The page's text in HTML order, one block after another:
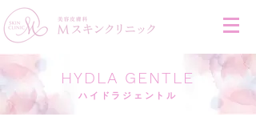
HYDLA GENTLE
ハイドラジェントル